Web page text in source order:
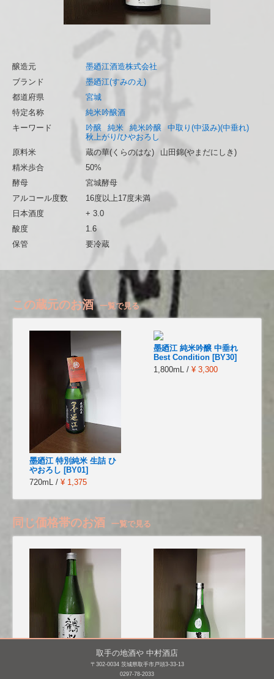
醸造元
墨廼江酒造株式会社
ブランド
墨廼江(すみのえ)
都道府県
宮城
特定名称
純米吟醸酒
キーワード
吟醸 純米 純米吟醸
中取り(中汲み)(中垂れ)
秋上がり/ひやおろし
原料米
蔵の華(くらのはな)
山田錦(やまだにしき)
精米歩合
50%
酵母
宮城酵母
アルコール度数
16度以上17度未満
日本酒度
+ 3.0
酸度
1.6
保管
要冷蔵
この蔵元のお酒 一覧で見る
墨廼江 特別純米 生詰 ひ
やおろし [BY01]
720mL / ¥ 1,375
墨廼江 純米吟醸 中垂れ
Best Condition [BY30]
1,800mL / ¥ 3,300
同じ価格帯のお酒 一覧で見る
取手の地酒や 中村酒店
〒302-0034 茨城県取手市戸頭3-33-13
0297-78-2033